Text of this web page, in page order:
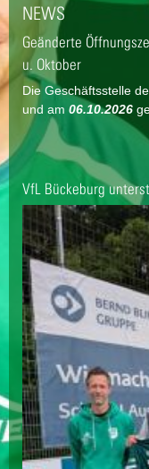
NEWS
Geänderte
u. Oktober
Die Geschäftsstelle
und am 06.10.2026
VfL Bückeburg